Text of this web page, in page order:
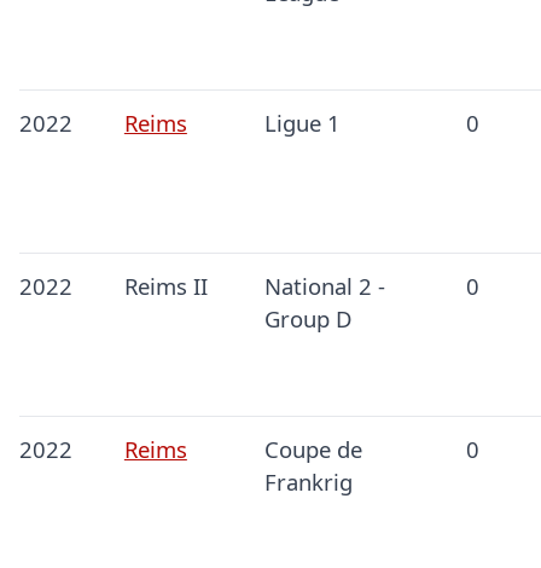
2022 Reims Ligue 1 0
2022 Reims II
National 2 -
Group D
0
2022 Reims
Coupe de
Frankrig
0